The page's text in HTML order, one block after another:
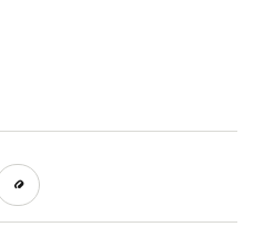
Copiar link